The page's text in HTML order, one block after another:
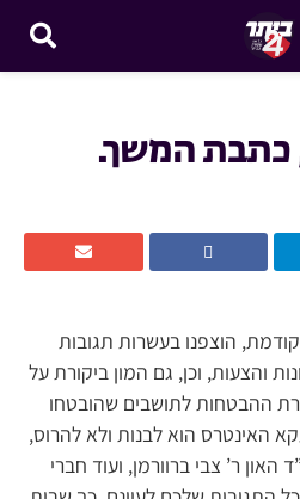
כתבת המשך.
הוצפנו בעשרות תגובות
והצעות, וכן, גם המון ביקורת על
ההבטחות לתושבים שהובטחו
האינטרס הוא לבנות ולא להרוס,
האון ר’ צבי ברוורמן, ועוד חברי